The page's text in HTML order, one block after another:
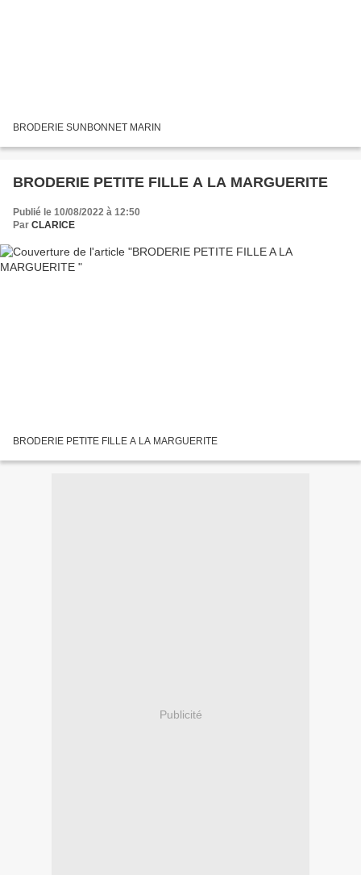
BRODERIE SUNBONNET MARIN
BRODERIE PETITE FILLE A LA MARGUERITE
Publié le 10/08/2022 à 12:50
Par CLARICE
BRODERIE PETITE FILLE A LA MARGUERITE
Publicité